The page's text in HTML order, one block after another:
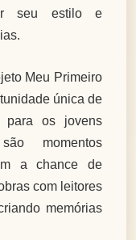
seu estilo e
Meu Primeiro
única de
para os jovens
momentos
a chance de
com leitores
memórias